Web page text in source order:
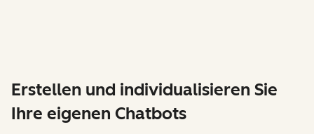
Erstellen und individualisieren Sie
Ihre eigenen Chatbots